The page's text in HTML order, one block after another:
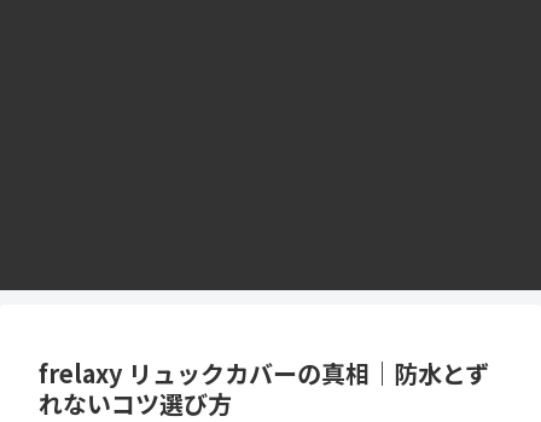
frelaxy リュックカバーの真相｜防水とず
れないコツ選び方